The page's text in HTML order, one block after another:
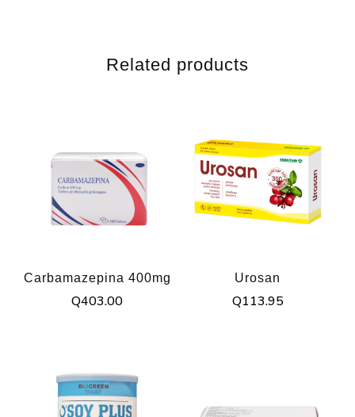
Related products
Carbamazepina 400mg
Q403.00
Urosan
Q113.95